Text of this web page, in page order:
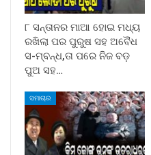
୮ ସନ୍ତାନର ମାଆ ହୋଇ ମଧ୍ୟ
ରଖିଲା ପର ପୁରୁଷ ସହ ଅବୈଧ
ସ-ମ୍ବନ୍ଧ,ତା ପରେ ନିଜ ବଡ଼
ପୁଅ ସହ…
ସମାଚାର